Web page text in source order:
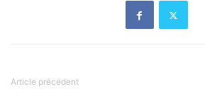
Article précédent